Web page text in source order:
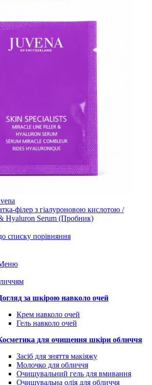
філер з гіалуроновою кислотою /
Hyaluron Serum (Пробник)
списку порівняння
за шкірою навколо очей
Крем навколо очей
Гель навколо очей
для очищення шкіри обличчя
Засіб для зняття макіяжу
Молочко для обличчя
Очищувальний гель для вмивання
Очищувальна олія для обличчя